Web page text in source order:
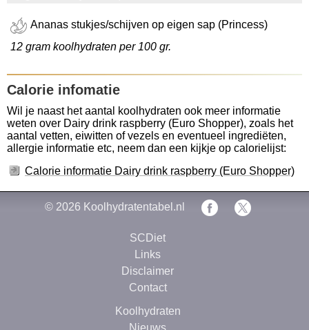
Ananas stukjes/schijven op eigen sap (Princess)
12 gram koolhydraten per 100 gr.
Calorie infomatie
Wil je naast het aantal koolhydraten ook meer informatie
weten over Dairy drink raspberry (Euro Shopper), zoals het
aantal vetten, eiwitten of vezels en eventueel ingrediëten,
allergie informatie etc, neem dan een kijkje op calorielijst:
Calorie informatie Dairy drink raspberry (Euro Shopper)
© 2026 Koolhydratentabel.nl
SCDiet
Links
Disclaimer
Contact
Koolhydraten
Nieuws